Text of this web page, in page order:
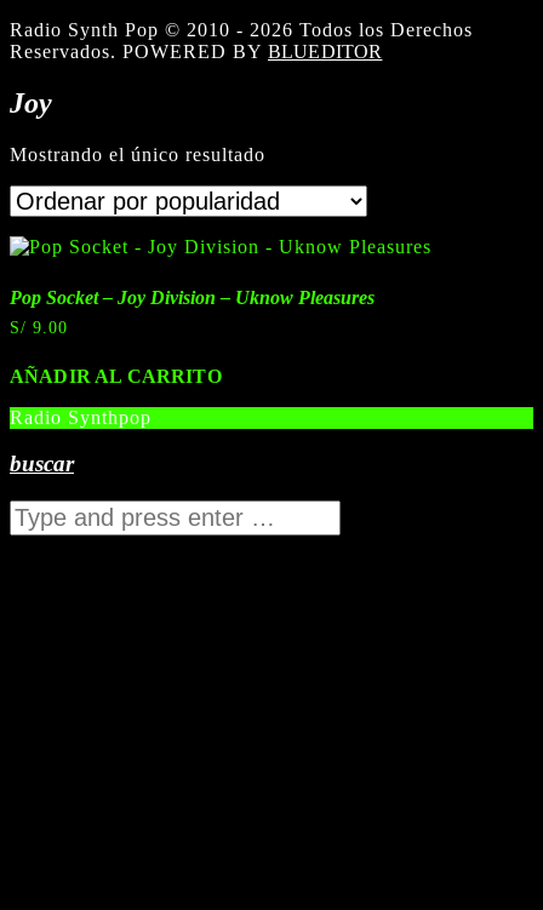
Radio Synth Pop © 2010 - 2026 Todos los Derechos
Reservados. POWERED BY BLUEDITOR
Joy
Mostrando el único resultado
Pop Socket – Joy Division – Uknow Pleasures
S/ 9.00
AÑADIR AL CARRITO
Radio Synthpop
buscar